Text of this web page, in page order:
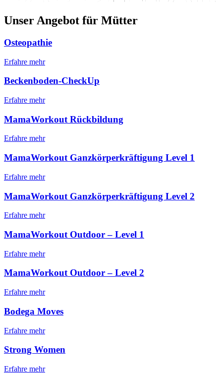
Unser Angebot für Mütter
Osteopathie
Erfahre mehr
Beckenboden-CheckUp
Erfahre mehr
MamaWorkout Rückbildung
Erfahre mehr
MamaWorkout Ganzkörperkräftigung Level 1
Erfahre mehr
MamaWorkout Ganzkörperkräftigung Level 2
Erfahre mehr
MamaWorkout Outdoor – Level 1
Erfahre mehr
MamaWorkout Outdoor – Level 2
Erfahre mehr
Bodega Moves
Erfahre mehr
Strong Women
Erfahre mehr